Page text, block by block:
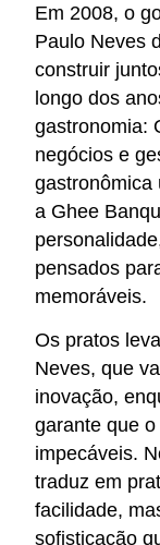
Em 2008, o
Paulo Neves
construir
longo dos
gastronomia:
negócios e
gastronômica
a Ghee
pensados
memoráveis.
Os pratos
Neves, que
inovação,
garante que
impecáveis.
traduz em
facilidade,
sofisticação